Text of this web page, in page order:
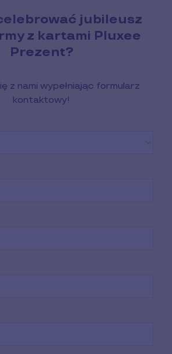
jubileusz
z kartami Pluxee
Prezent?
z nami wypełniając formularz
kontaktowy!